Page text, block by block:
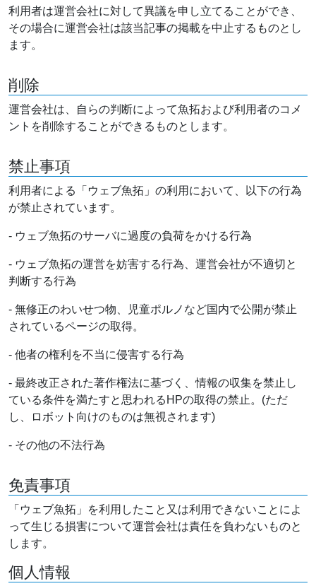
利用者は運営会社に対して異議を申し立てることができ、
その場合に運営会社は該当記事の掲載を中止するものとし
ます。
削除
運営会社は、自らの判断によって魚拓および利用者のコメ
ントを削除することができるものとします。
禁止事項
利用者による「ウェブ魚拓」の利用において、以下の行為
が禁止されています。
- ウェブ魚拓のサーバに過度の負荷をかける行為
- ウェブ魚拓の運営を妨害する行為、運営会社が不適切と
判断する行為
- 無修正のわいせつ物、児童ポルノなど国内で公開が禁止
されているページの取得。
- 他者の権利を不当に侵害する行為
- 最終改正された著作権法に基づく、情報の収集を禁止し
ている条件を満たすと思われるHPの取得の禁止。(ただ
し、ロボット向けのものは無視されます)
- その他の不法行為
免責事項
「ウェブ魚拓」を利用したこと又は利用できないことによ
って生じる損害について運営会社は責任を負わないものと
します。
個人情報